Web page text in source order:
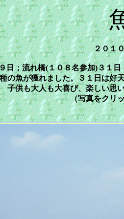
２０１
日；流れ橋(１０８名参加)３１
の魚が獲れました。３１日は好
子供も大人も大喜び、楽しい思
（写真をクリ